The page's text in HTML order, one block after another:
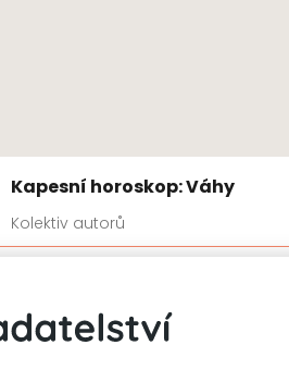
Kapesní horoskop: Váhy
Kolektiv autorů